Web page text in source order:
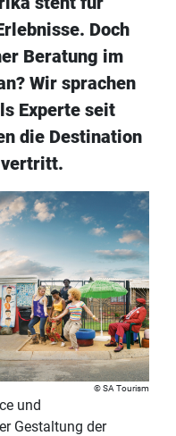
Doch
Beratung im
Wir sprachen
Experte seit
die Destination
vertritt.
SA Tourism
und
Gestaltung der